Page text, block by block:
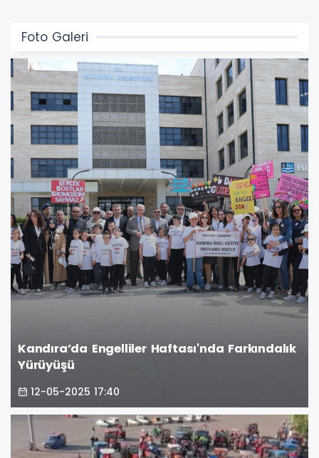
Foto Galeri
Kandıra’da Engelliler Haftası'nda Farkındalık
Yürüyüşü
12-05-2025 17:40